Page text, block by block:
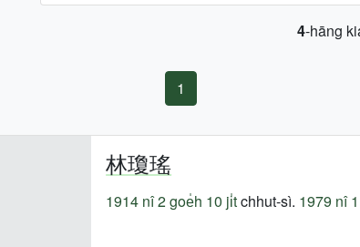
4-hāng
1
林瓊瑤
1914 nî2 goe̍h 10 ji̍tchhut-sì. 1979 nî